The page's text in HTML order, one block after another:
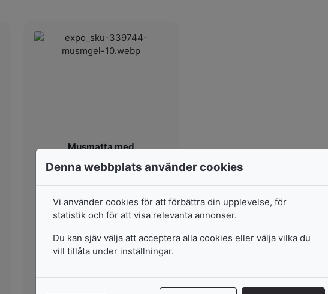
Musmatta med
Musmatta med gelfyllt
handledsstöd. Gelen anpassar
sig efter...
I lager
232kr
Denna webbplats använder cookies
Vi använder cookies för att förbättra din upplevelse, för
statistik och för att visa relevanta annonser.
Du kan sjäv välja att acceptera alla cookies eller välja vilka du
vill tillåta under inställningar.